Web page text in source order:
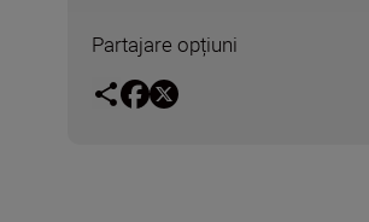
Partajare opțiuni